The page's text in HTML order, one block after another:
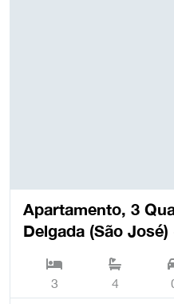
Apartamento, 3
Delgada (São
3 4